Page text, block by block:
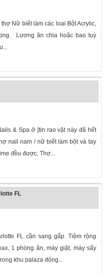
Nữ biết làm các loại Bột Acrylic,
Lương ăn chia hoặc bao tuỳ
& Spa ở [tin rao vặt này đã hết
nail nam / nữ biết làm bột và tay
đều được, Thợ...
FL
FL cần sang gấp. Tiệm rộng
1 phòng ăn, máy giặt, máy sấy
khu palaza đông...